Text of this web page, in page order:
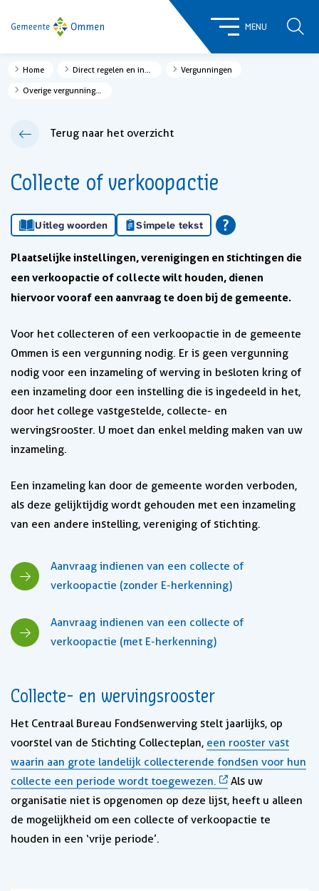
MENU
Home Vergunningen
Overige vergunningen
Terug naar het overzicht
Collecte of verkoopactie
Uitleg woorden Simpele tekst
Plaatselijke instellingen, verenigingen en stichtingen die
een verkoopactie of collecte wilt houden, dienen
hiervoor vooraf een aanvraag te doen bij de gemeente.
Voor het collecteren of een verkoopactie in de gemeente
Ommen is een vergunning nodig. Er is geen vergunning
nodig voor een inzameling of werving in besloten kring of
een inzameling door een instelling die is ingedeeld in het,
door het college vastgestelde, collecte- en
wervingsrooster. U moet dan enkel melding maken van uw
inzameling.
Een inzameling kan door de gemeente worden verboden,
als deze gelijktijdig wordt gehouden met een inzameling
van een andere instelling, vereniging of stichting.
Aanvraag indienen van een collecte of
verkoopactie (zonder E-herkenning)
Aanvraag indienen van een collecte of
verkoopactie (met E-herkenning)
Collecte- en wervingsrooster
Het Centraal Bureau Fondsenwerving stelt jaarlijks, op
voorstel van de Stichting Collecteplan, een rooster vast
waarin aan grote landelijk collecterende fondsen voor hun
collecte een periode wordt toegewezen.
Als uw
organisatie niet is opgenomen op deze lijst, heeft u alleen
de mogelijkheid om een collecte of verkoopactie te
houden in een ‘vrije periode’.